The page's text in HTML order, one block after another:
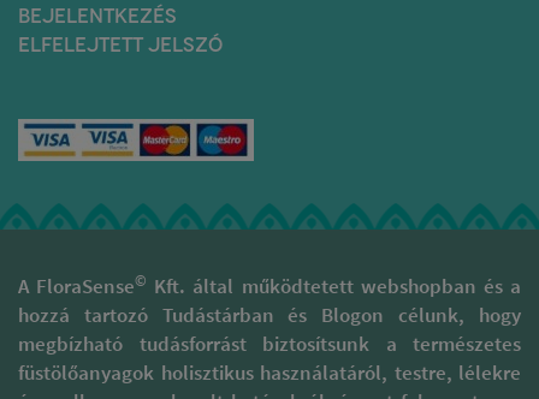
BEJELENTKEZÉS
ELFELEJTETT JELSZÓ
A FloraSense© Kft. által működtetett webshopban és a
hozzá tartozó Tudástárban és Blogon célunk, hogy
megbízható tudásforrást biztosítsunk a természetes
füstölőanyagok holisztikus használatáról, testre, lélekre